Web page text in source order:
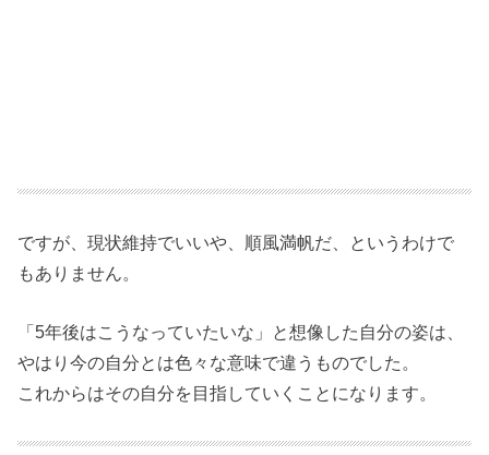
ですが、現状維持でいいや、順風満帆だ、というわけで
もありません。
「5年後はこうなっていたいな」と想像した自分の姿は、
やはり今の自分とは色々な意味で違うものでした。
これからはその自分を目指していくことになります。